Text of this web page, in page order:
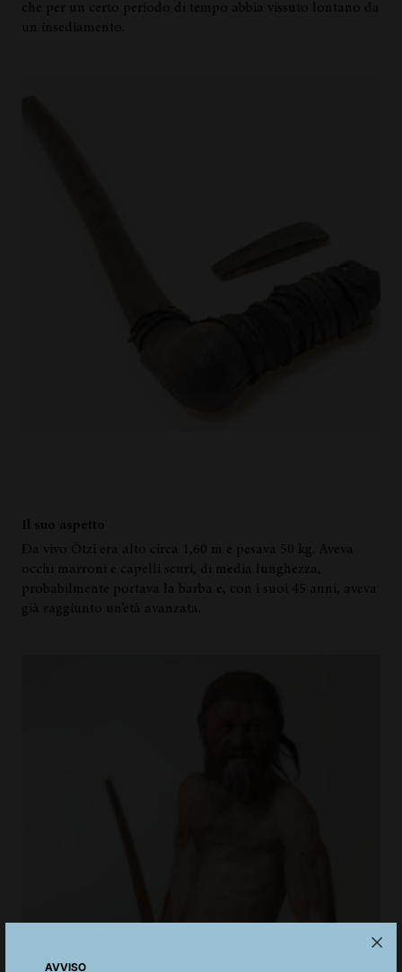
che per un certo periodo di tempo abbia vissuto lontano da
un insediamento.
Il suo aspetto
Da vivo Ötzi era alto circa 1,60 m e pesava 50 kg. Aveva
occhi marroni e capelli scuri, di media lunghezza,
probabilmente portava la barba e, con i suoi 45 anni, aveva
già raggiunto un’età avanzata.
AVVISO